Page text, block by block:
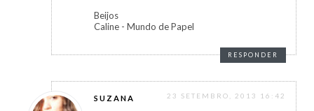
Beijos
Caline - Mundo de Papel
RESPONDER
SUZANA 23 SETEMBRO, 2013 16:42